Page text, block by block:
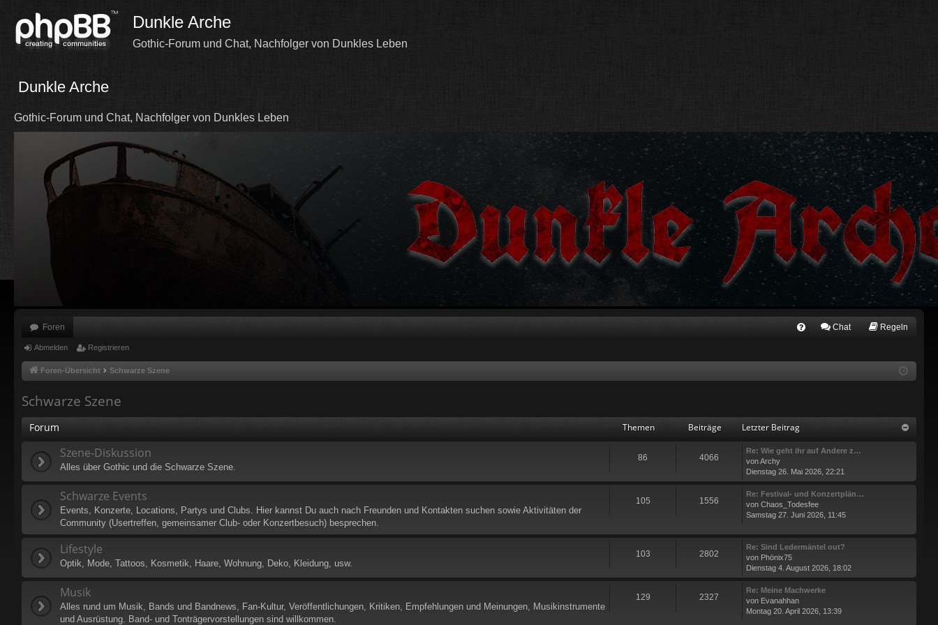
Dunkle Arche
Gothic-Forum und Chat, Nachfolger von Dunkles Leben
Dunkle Arche
Gothic-Forum und Chat, Nachfolger von Dunkles Leben
Foren Chat Regeln
Abmelden Registrieren
Foren-Übersicht Schwarze Szene
Schwarze Szene
Forum Themen Beiträge Letzter Beitrag
Szene-Diskussion
Alles über Gothic und die Schwarze Szene.
86 4066
Re: Wie geht ihr auf Andere z…
vonArchy
Dienstag 26. Mai 2026, 22:21
Schwarze Events
Events, Konzerte, Locations, Partys und Clubs. Hier kannst Du auch nach Freunden und Kontakten suchen sowie Aktivitäten der
Community (Usertreffen, gemeinsamer Club- oder Konzertbesuch) besprechen.
105 1556
Re: Festival- und Konzertplän…
von Chaos_Todesfee
Samstag 27. Juni 2026, 11:45
Lifestyle
Optik, Mode, Tattoos, Kosmetik, Haare, Wohnung, Deko, Kleidung, usw.
103 2802
Re: Sind Ledermäntel out?
von Phönix75
Dienstag 4. August 2026, 18:02
Musik
Alles rund um Musik, Bands und Bandnews, Fan-Kultur, Veröffentlichungen, Kritiken, Empfehlungen und Meinungen, Musikinstrumente
und Ausrüstung. Band- und Tonträgervorstellungen sind willkommen.
129 2327
Re: Meine Machwerke
von Evanahhan
Montag 20. April 2026, 13:39